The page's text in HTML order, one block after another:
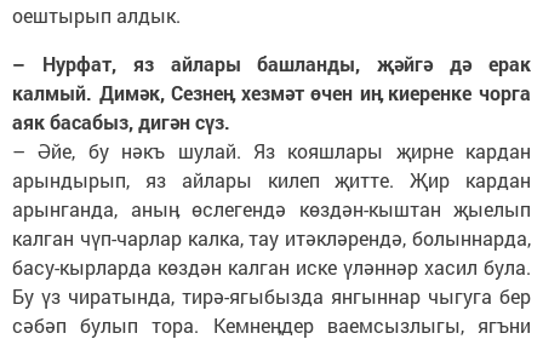
оештырып алдык.
– Нурфат, яз айлары башланды, җәйгә дә ерак
калмый. Димәк, Сезнеӊ хезмәт өчен иӊ киеренке чорга
аяк басабыз, дигән сүз.
– Әйе, бу нәкъ шулай. Яз кояшлары җирне кардан
арындырып, яз айлары килеп җитте. Җир кардан
арынганда, аныӊ өслегендә көздән-кыштан җыелып
калган чүп-чарлар калка, тау итәкләрендә, болыннарда,
басу-кырларда көздән калган иске үләннәр хасил була.
Бу үз чиратында, тирә-ягыбызда янгыннар чыгуга бер
сәбәп булып тора. Кемнеӊдер ваемсызлыгы, ягъни